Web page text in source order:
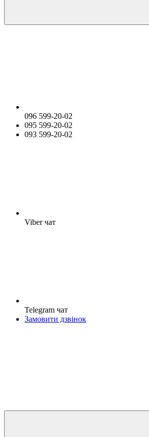
096 599-20-02
095 599-20-02
093 599-20-02
Viber чат
Telegram чат
Замовити дзвінок